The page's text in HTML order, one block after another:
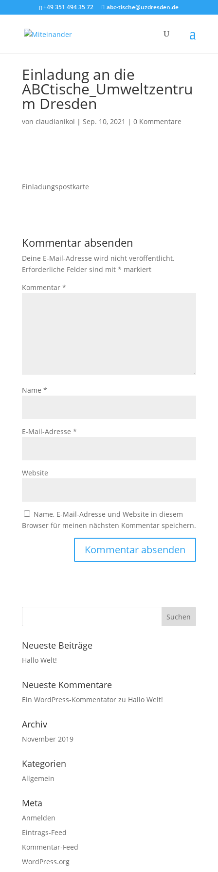
+49 351 494 35 72 abc-tische@uzdresden.de
Einladung an die
ABCtische_Umweltzentru
m Dresden
von claudianikol | Sep. 10, 2021 | 0 Kommentare
Einladungspostkarte
Kommentar absenden
Deine E-Mail-Adresse wird nicht veröffentlicht.
Erforderliche Felder sind mit * markiert
Kommentar *
Name *
E-Mail-Adresse *
Website
Name, E-Mail-Adresse und Website in diesem
Browser für meinen nächsten Kommentar speichern.
Neueste Beiträge
Hallo Welt!
Neueste Kommentare
Ein WordPress-Kommentatorzu Hallo Welt!
Archiv
November 2019
Kategorien
Allgemein
Meta
Anmelden
Eintrags-Feed
Kommentar-Feed
WordPress.org